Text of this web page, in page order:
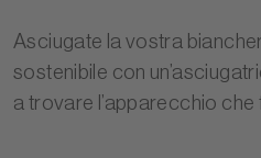
Asciugate la vostra
sostenibile con
a trovare l’apparecchio che